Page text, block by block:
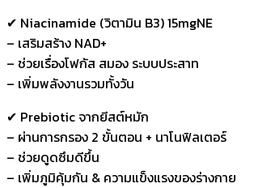
✔ Niacinamide (วิตามิน B3) 15mgNE
– เสริมสร้าง NAD+
– ช่วยเรื่องโฟกัส สมอง ระบบประสาท
– เพิ่มพลังงานรวมทั้งวัน
✔ Prebiotic จากยีสต์หมัก
– ผ่านการกรอง 2 ขั้นตอน + นาโนฟิลเตอร์
– ช่วยดูดซึมดีขึ้น
– เพิ่มภูมิคุ้มกัน & ความแข็งแรงของร่างกาย